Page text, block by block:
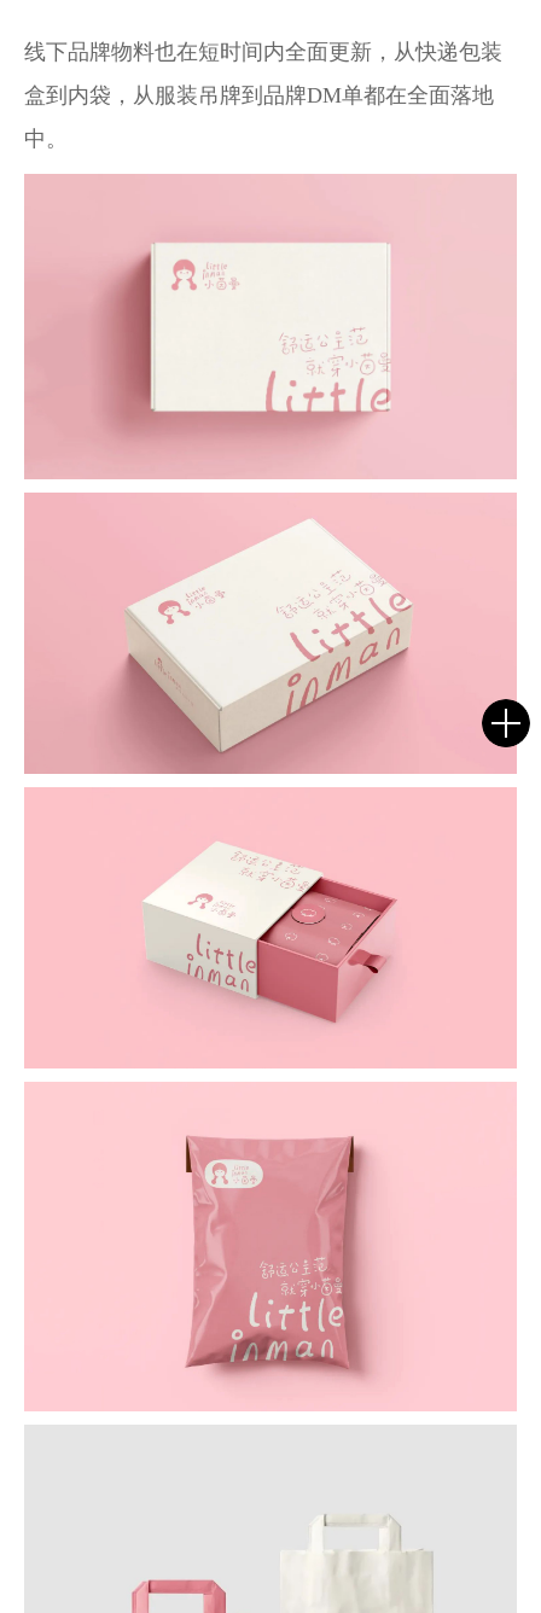
线下品牌物料也在短时间内全面更新，从快递包装
盒到内袋，从服装吊牌到品牌DM单都在全面落地
中。